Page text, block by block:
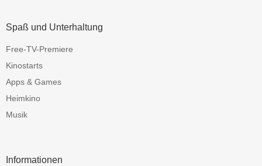
Spaß und Unterhaltung
Free-TV-Premiere
Kinostarts
Apps & Games
Heimkino
Musik
Informationen